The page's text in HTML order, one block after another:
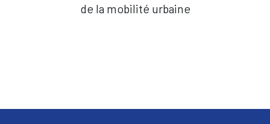
de la mobilité urbaine